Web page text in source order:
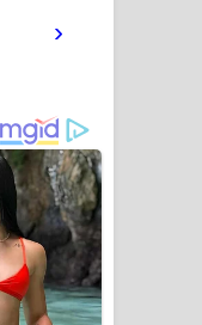
›